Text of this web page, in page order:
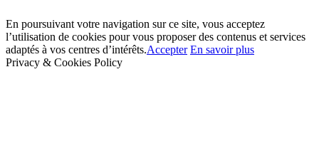
En poursuivant votre navigation sur ce site, vous acceptez
l’utilisation de cookies pour vous proposer des contenus et services
adaptés à vos centres d’intérêts.Accepter En savoir plus
Privacy & Cookies Policy